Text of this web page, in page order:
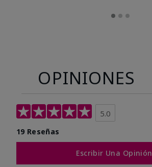
OPINIONES
5.0
19 Reseñas
Escribir Una Opinión